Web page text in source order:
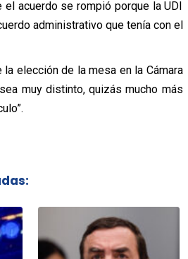
acuerdo se rompió porque la UDI
administrativo que tenía con el
elección de la mesa en la Cámara
muy distinto, quizás mucho más